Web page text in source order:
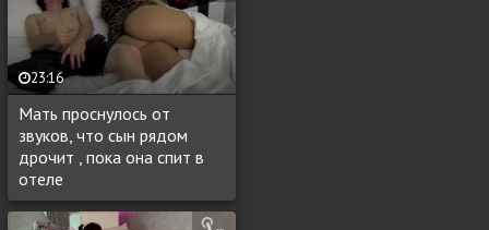
Мать проснулось от
звуков, что сын рядом
дрочит , пока она спит в
отеле
23:16